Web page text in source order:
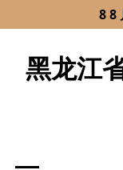
to
8 8
黑龙江